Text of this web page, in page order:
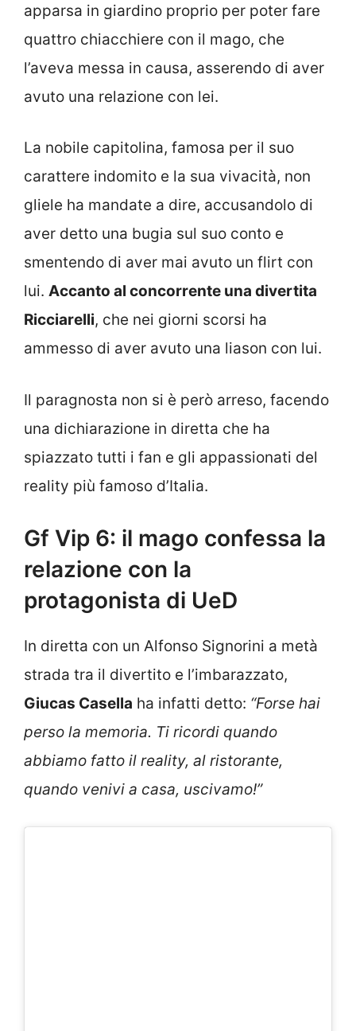
apparsa in giardino proprio per poter fare
quattro chiacchiere con il mago, che
l’aveva messa in causa, asserendo di aver
avuto una relazione con lei.
La nobile capitolina, famosa per il suo
carattere indomito e la sua vivacità, non
gliele ha mandate a dire, accusandolo di
aver detto una bugia sul suo conto e
smentendo di aver mai avuto un flirt con
lui. Accanto al concorrente una divertita
Ricciarelli, che nei giorni scorsi ha
ammesso di aver avuto una liason con lui.
Il paragnosta non si è però arreso, facendo
una dichiarazione in diretta che ha
spiazzato tutti i fan e gli appassionati del
reality più famoso d’Italia.
Gf Vip 6: il mago confessa la
relazione con la
protagonista di UeD
In diretta con un Alfonso Signorini a metà
strada tra il divertito e l’imbarazzato,
Giucas Casella ha infatti detto: “Forse hai
perso la memoria. Ti ricordi quando
abbiamo fatto il reality, al ristorante,
quando venivi a casa, uscivamo!”